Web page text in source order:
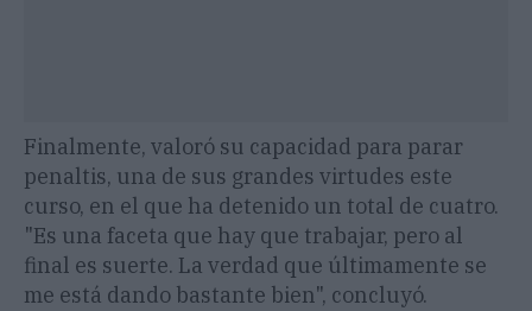
Finalmente, valoró su capacidad para parar
penaltis, una de sus grandes virtudes este
curso, en el que ha detenido un total de cuatro.
"Es una faceta que hay que trabajar, pero al
final es suerte. La verdad que últimamente se
me está dando bastante bien", concluyó.